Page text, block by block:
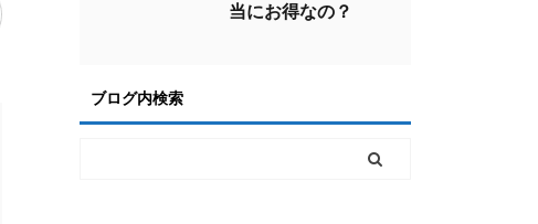
当にお得なの？
ブログ内検索